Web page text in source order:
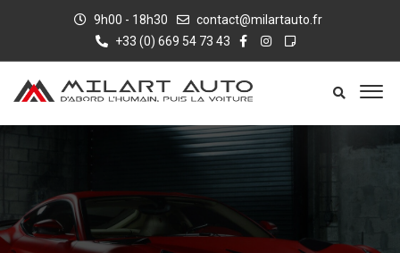
9h00 - 18h30
contact@milartauto.fr
+33 (0) 669 54 73 43